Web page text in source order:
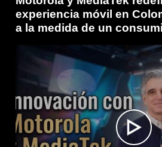
experiencia móvil en
a la medida de un